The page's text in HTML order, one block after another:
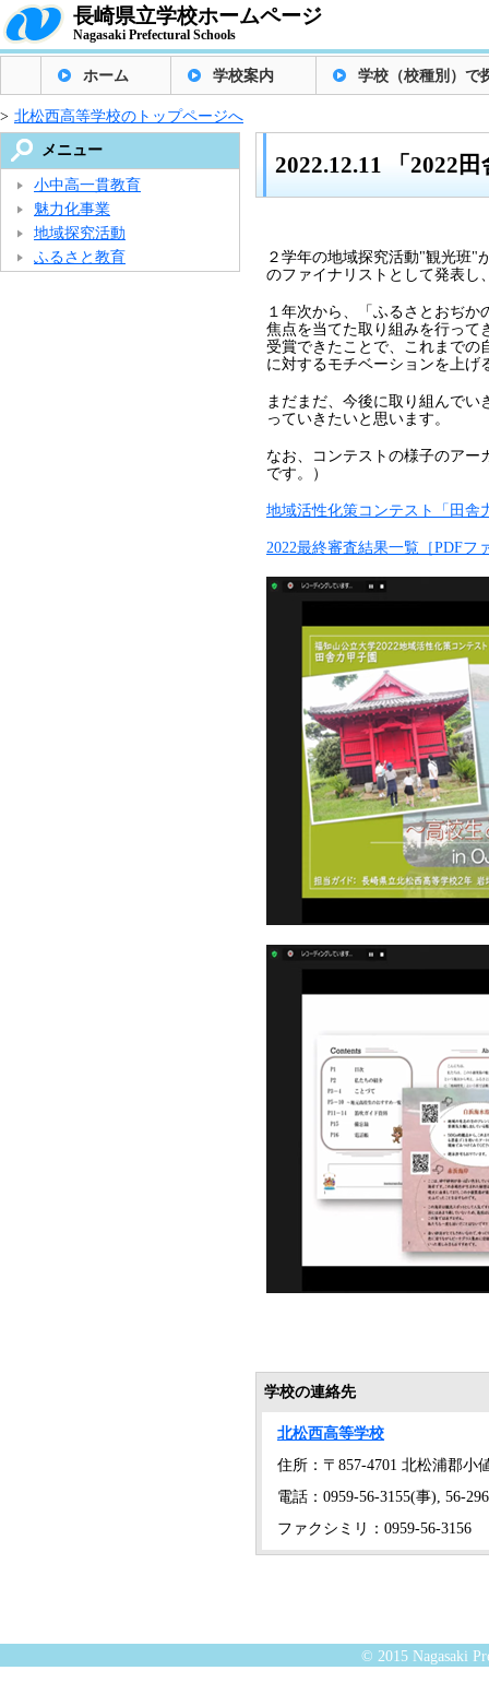
長崎県立学校ホームページ
Nagasaki Prefectural Schools
ホーム 学校案内 学校（校種別）で
> 北松西高等学校のトップページへ
2022.12.11 「2022
２学年の地域探究活動"観光班"
のファイナリストとして発表し
１年次から、「ふるさとおぢ
焦点を当てた取り組みを行って
受賞できたことで、これまでの
に対するモチベーションを上げ
まだまだ、今後に取り組んで
っていきたいと思います。
なお、コンテストの様子のアー
です。）
地域活性化策コンテスト「田舎
2022最終審査結果一覧［PDFフ
学校の連絡先
北松西高等学校
住所：〒857-4701 北松浦郡小
電話：0959-56-3155(事), 56-
ファクシミリ：0959-56-3156
メニュー
小中高一貫教育
魅力化事業
地域探究活動
ふるさと教育
© 2015 Nagasaki